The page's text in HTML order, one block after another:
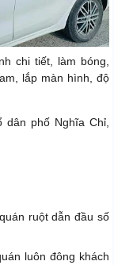
chi tiết, làm bóng,
lắp màn hình, độ
phố Nghĩa Chỉ,
ruột dẫn đầu số
luôn đông khách